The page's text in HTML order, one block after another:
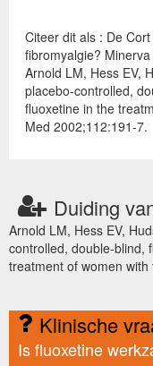
Citeer dit als : De
fibromyalgie?
Arnold LM, Hess EV,
placebo-controlled,
fluoxetine in the
Med 2002;112:191-7.
Duiding
Arnold LM, Hess EV,
controlled, double-blind,
treatment of women
Klinische
Is fluoxetine